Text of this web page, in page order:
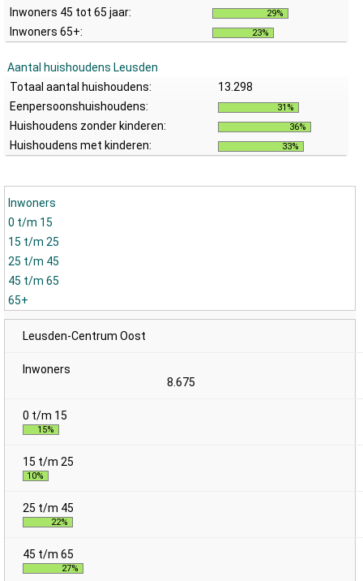
Inwoners 45 tot 65 jaar: 29%
Inwoners 65+: 23%
Aantal huishoudens Leusden
Totaal aantal huishoudens:
13.298
Eenpersoonshuishoudens:
31%
Huishoudens zonder kinderen: 36%
Huishoudens met kinderen: 33%
Inwoners
0 t/m 15
15 t/m 25
25 t/m 45
45 t/m 65
65+
Leusden-Centrum Oost
8.675
15%
10%
22%
27%